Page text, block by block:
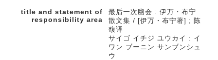
title and statement of
responsibility area
最后一次幽会 : 伊万・布宁
散文集 / [伊万・布宁著] ; 陈
馥译
サイゴ イチジ ユウカイ : イ
ワン ブーニン サンブンシュ
ウ